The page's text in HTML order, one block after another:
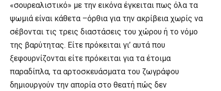
«σουρεαλιστικό» με την εικόνα έγκειται πως όλα τα
ψωμιά είναι κάθετα –όρθια για την ακρίβεια χωρίς να
σέβονται τις τρεις διαστάσεις του χώρου ή το νόμο
της βαρύτητας. Είτε πρόκειται γι’ αυτά που
ξεφουρνίζονται είτε πρόκειται για τα έτοιμα
παραδίπλα, τα αρτοσκευάσματα του ζωγράφου
δημιουργούν την απορία στο θεατή πώς δεν